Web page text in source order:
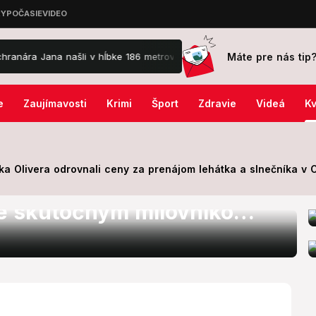
našli v hĺbke 186 metrov! Poplach na palube: Pasažier
Máte pre nás tip?
Zaujímavosti Krimi Šport Zdravie Videá
Olivera odrovnali ceny za prenájom lehátka a slnečníka v
na všetky otázky v
skutočným milovníkom